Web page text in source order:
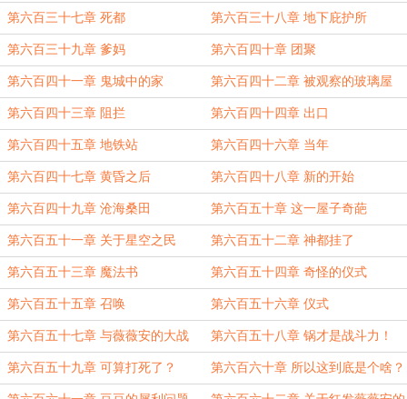
第六百三十七章 死都 第六百三十八章 地下庇护所
第六百三十九章 爹妈 第六百四十章 团聚
第六百四十一章 鬼城中的家 第六百四十二章 被观察的玻璃屋
第六百四十三章 阻拦 第六百四十四章 出口
第六百四十五章 地铁站 第六百四十六章 当年
第六百四十七章 黄昏之后 第六百四十八章 新的开始
第六百四十九章 沧海桑田 第六百五十章 这一屋子奇葩
第六百五十一章 关于星空之民 第六百五十二章 神都挂了
第六百五十三章 魔法书 第六百五十四章 奇怪的仪式
第六百五十五章 召唤 第六百五十六章 仪式
第六百五十七章 与薇薇安的大战 第六百五十八章 锅才是战斗力！
第六百五十九章 可算打死了？ 第六百六十章 所以这到底是个啥？